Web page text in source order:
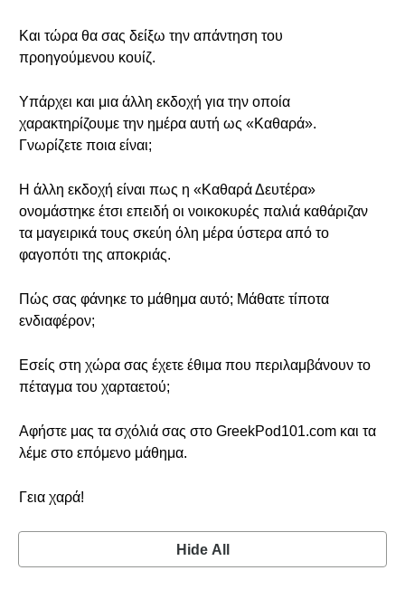
Και τώρα θα σας δείξω την απάντηση του
προηγούμενου κουίζ.
Υπάρχει και μια άλλη εκδοχή για την οποία
χαρακτηρίζουμε την ημέρα αυτή ως «Καθαρά».
Γνωρίζετε ποια είναι;
Η άλλη εκδοχή είναι πως η «Καθαρά Δευτέρα»
ονομάστηκε έτσι επειδή οι νοικοκυρές παλιά καθάριζαν
τα μαγειρικά τους σκεύη όλη μέρα ύστερα από το
φαγοπότι της αποκριάς.
Πώς σας φάνηκε το μάθημα αυτό; Μάθατε τίποτα
ενδιαφέρον;
Εσείς στη χώρα σας έχετε έθιμα που περιλαμβάνουν το
πέταγμα του χαρταετού;
Αφήστε μας τα σχόλιά σας στο GreekPod101.com και τα
λέμε στο επόμενο μάθημα.
Γεια χαρά!
Hide All